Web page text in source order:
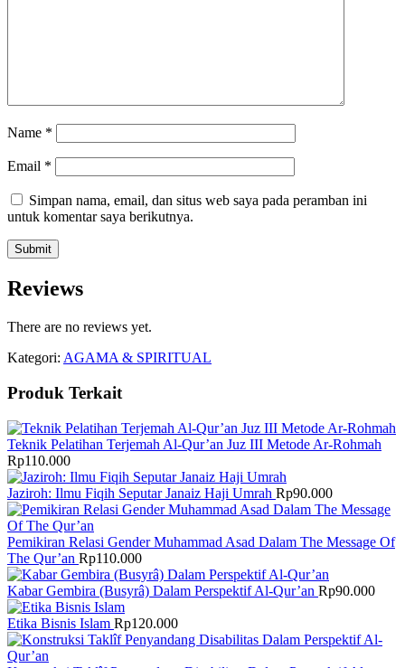
Name *
Email *
Simpan nama, email, dan situs web saya pada peramban ini
untuk komentar saya berikutnya.
Reviews
There are no reviews yet.
Kategori: AGAMA & SPIRITUAL
Produk Terkait
Teknik Pelatihan Terjemah Al-Qur’an Juz III Metode Ar-Rohmah
Rp110.000
Jaziroh: Ilmu Fiqih Seputar Janaiz Haji Umrah Rp90.000
Pemikiran Relasi Gender Muhammad Asad Dalam The Message Of
The Qur’an Rp110.000
Kabar Gembira (Busyrâ) Dalam Perspektif Al-Qur’an Rp90.000
Etika Bisnis Islam Rp120.000